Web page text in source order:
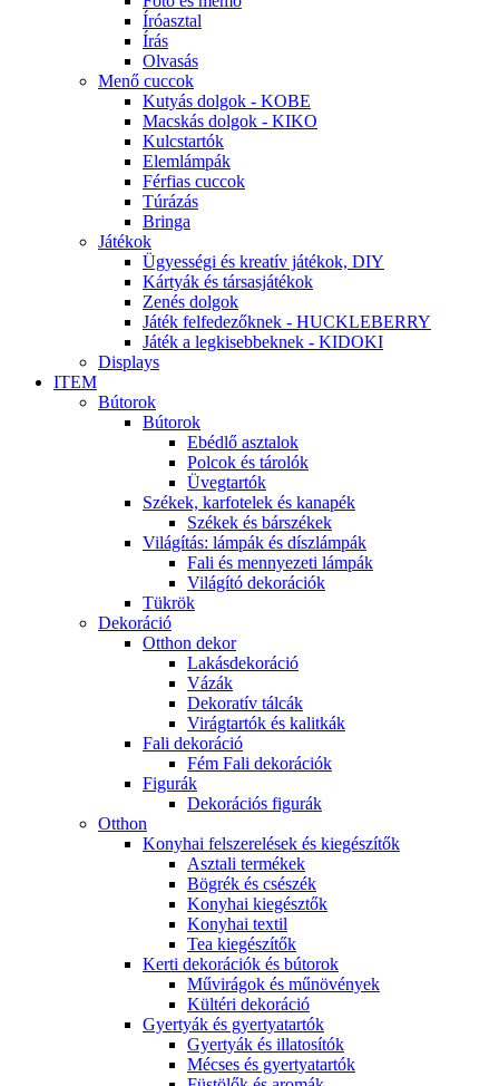
Íróasztal
Írás
Olvasás
Menő cuccok
Kutyás dolgok - KOBE
Macskás dolgok - KIKO
Kulcstartók
Elemlámpák
Férfias cuccok
Túrázás
Bringa
Játékok
Ügyességi és kreatív játékok, DIY
Kártyák és társasjátékok
Zenés dolgok
Játék felfedezőknek - HUCKLEBERRY
Játék a legkisebbeknek - KIDOKI
Displays
ITEM
Bútorok
Bútorok
Ebédlő asztalok
Polcok és tárolók
Üvegtartók
Székek, karfotelek és kanapék
Székek és bárszékek
Világítás: lámpák és díszlámpák
Fali és mennyezeti lámpák
Világító dekorációk
Tükrök
Dekoráció
Otthon dekor
Lakásdekoráció
Vázák
Dekoratív tálcák
Virágtartók és kalitkák
Fali dekoráció
Fém Fali dekorációk
Figurák
Dekorációs figurák
Otthon
Konyhai felszerelések és kiegészítők
Asztali termékek
Bögrék és csészék
Konyhai kiegésztők
Konyhai textil
Tea kiegészítők
Kerti dekorációk és bútorok
Művirágok és műnövények
Kültéri dekoráció
Gyertyák és gyertyatartók
Gyertyák és illatosítók
Mécses és gyertyatartók